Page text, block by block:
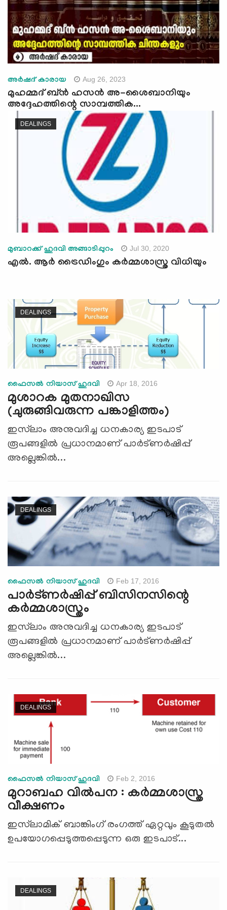
അർഷദ് കാരായ Aug 26, 2023
മുഹമ്മദ്‌ ബ്ൻ ഹസൻ അ-ശൈബാനിയും
അദ്ദേഹത്തിന്റെ സാമ്പത്തിക...
DEALINGS
മുബാറക്ക് ഹുദവി അങ്ങാടിപ്പുറം Jul 30, 2020
എല്‍. ആര്‍ ട്രൈഡിംഗും കര്‍മ്മശാസ്ത്ര വിധിയും
DEALINGS
ഫൈസല്‍ നിയാസ് ഹുദവി Apr 18, 2016
മുശാറക മുതനാഖിസ
(ചുരുങ്ങിവരുന്ന പങ്കാളിത്തം)
ഇസ്‌ലാം അനുവദിച്ച ധനകാര്യ ഇടപാട്
രൂപങ്ങളില്‍ പ്രധാനമാണ് പാര്‍ട്ണര്‍ഷിപ്പ്
അല്ലെങ്കില്‍...
DEALINGS
ഫൈസല്‍ നിയാസ് ഹുദവി Feb 17, 2016
പാര്‍ട്ണര്‍ഷിപ്പ് ബിസിനസിന്റെ
കര്‍മ്മശാസ്ത്രം
ഇസ്‌ലാം അനുവദിച്ച ധനകാര്യ ഇടപാട്
രൂപങ്ങളില്‍ പ്രധാനമാണ് പാര്‍ട്ണര്‍ഷിപ്പ്
അല്ലെങ്കില്‍...
DEALINGS
ഫൈസല്‍ നിയാസ് ഹുദവി Feb 2, 2016
മുറാബഹ വില്‍പന : കര്‍മ്മശാസ്ത്ര
വീക്ഷണം
ഇസ്‌ലാമിക് ബാങ്കിംഗ് രംഗത്ത് ഏറ്റവും കൂടുതല്‍
ഉപയോഗപ്പെടുത്തപ്പെടുന്ന ഒരു ഇടപാട്...
DEALINGS